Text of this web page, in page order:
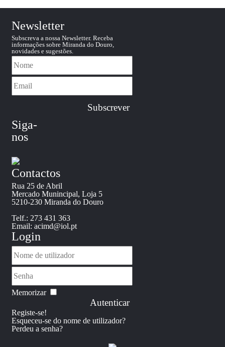
Newsletter
Subscreva a nossa Newsletter. Receba
informações sobre Miranda do Douro,
novidades e sugestões.
Siga-
nos
Contactos
Rua 25 de Abril
Mercado Munincipal, Loja 5
5210-230 Miranda do Douro
Telf.: 273 431 363
Email: acimd@iol.pt
Login
Memorizar
Autenticar
Registe-se!
Esqueceu-se do nome de utilizador?
Perdeu a senha?